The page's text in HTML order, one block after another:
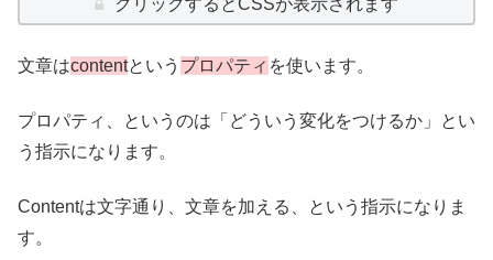
クリックするとCSSが表示されます
文章はcontentという プロパティ を使います。
プロパティ、というのは「どういう変化をつけるか」とい
う指示になります。
Contentは文字通り、文章を加える、という指示になりま
す。